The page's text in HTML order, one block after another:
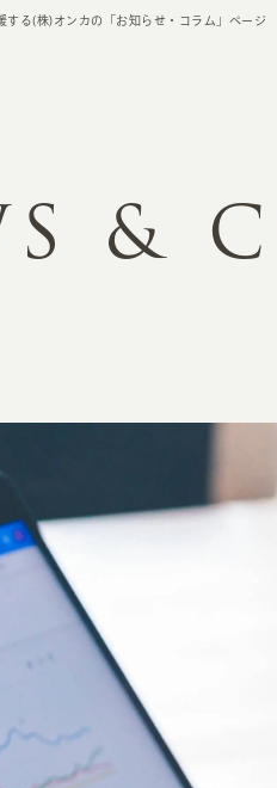
する(株)オンカの「お知らせ・コラム」ページ
&